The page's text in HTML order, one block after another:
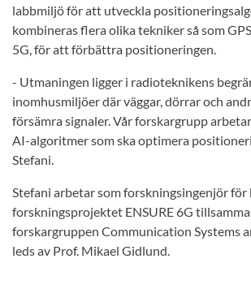
labbmiljö för att utveckla
kombineras flera olika tekniker så som
5G, för att förbättra positioneringen.
- Utmaningen ligger i radioteknikens
inomhusmiljöer där väggar, dörrar och
försämra signaler. Vår forskargrupp
AI-algoritmer som ska optimera
Stefani.
Stefani arbetar som forskningsingenjör för
forskningsprojektet ENSURE 6G
forskargruppen Communication Systems
leds av Prof. Mikael Gidlund.